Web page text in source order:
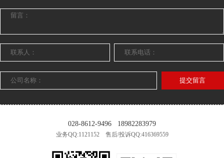
提交留言
028-8612-9496 18982283979
业务QQ:1121152 售后/投诉QQ:416369559